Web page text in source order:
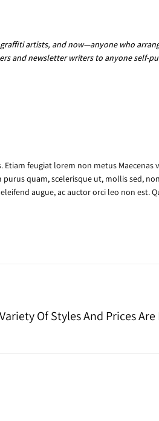
artists, and now—anyone who
and newsletter writers to anyone self-
feugiat lorem non metus
quam, scelerisque ut, mollis sed,
augue, ac auctor orci leo non est.
Of Styles And Prices Are